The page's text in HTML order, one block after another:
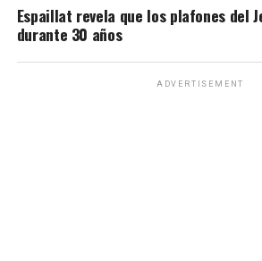
Espaillat revela que los plafones del
durante 30 años
ADVERTISEMENT